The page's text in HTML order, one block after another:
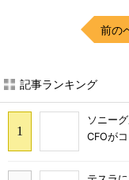
前の
記事ランキング
ソニー
CFOが